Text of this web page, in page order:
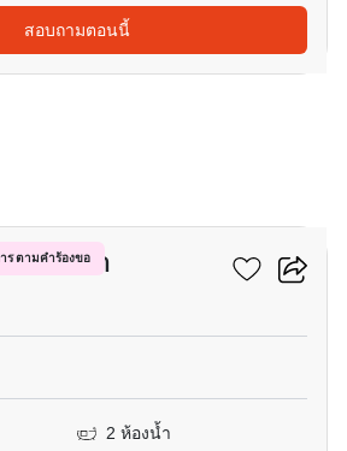
สอบถามตอนนี้
ร ตามคำร้องขอ
ยน พัทยา
2 ห้องน้ำ